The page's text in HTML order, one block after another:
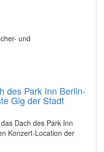
und
des Park Inn Berlin-
Gig der Stadt
Dach des Park Inn
Konzert-Location der